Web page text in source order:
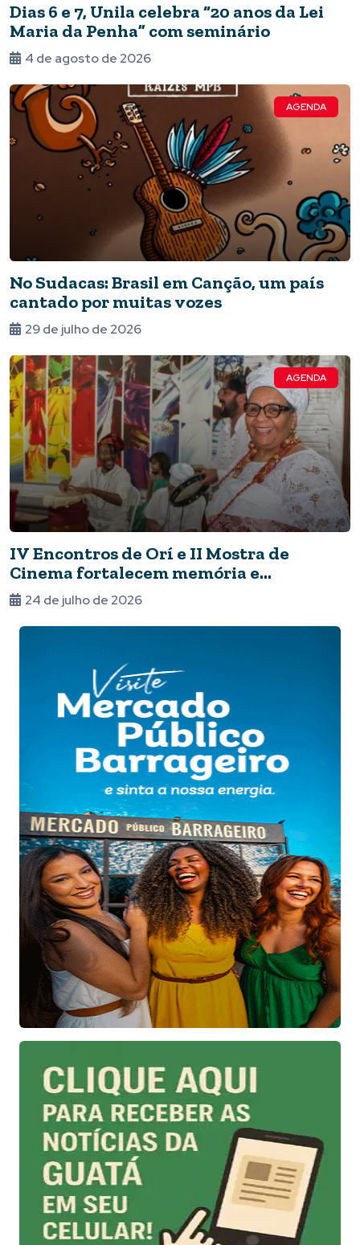
Dias 6 e 7, Unila celebra “20 anos da Lei
Maria da Penha” com seminário
4 de agosto de 2026
AGENDA
No Sudacas: Brasil em Canção, um país
cantado por muitas vozes
29 de julho de 2026
AGENDA
IV Encontros de Orí e II Mostra de
Cinema fortalecem memória e
ancestralidade
24 de julho de 2026